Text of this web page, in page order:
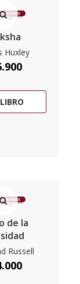
Huxley
de la
Russell